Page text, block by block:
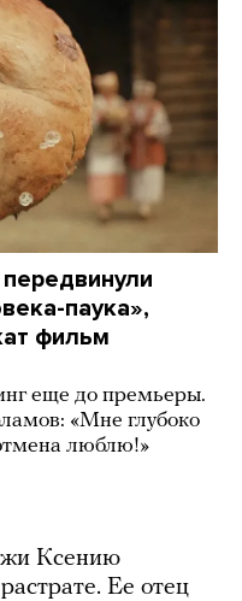
паука»,
фильм
еще до премьеры.
«Мне глубоко
люблю!»
Ксению
Ее отец